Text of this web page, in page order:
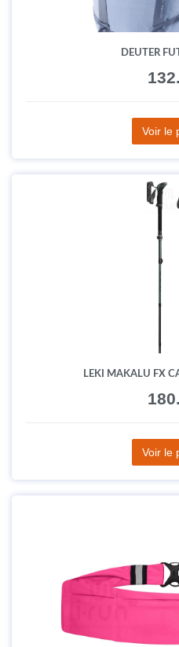
DEUTER
Voir le
LEKI MAKALU FX
Voir le